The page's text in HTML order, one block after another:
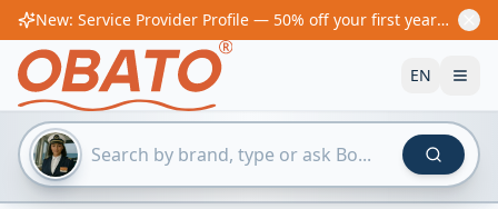
New: Service Provider Profile — 50% off your first year! From €60/year
EN